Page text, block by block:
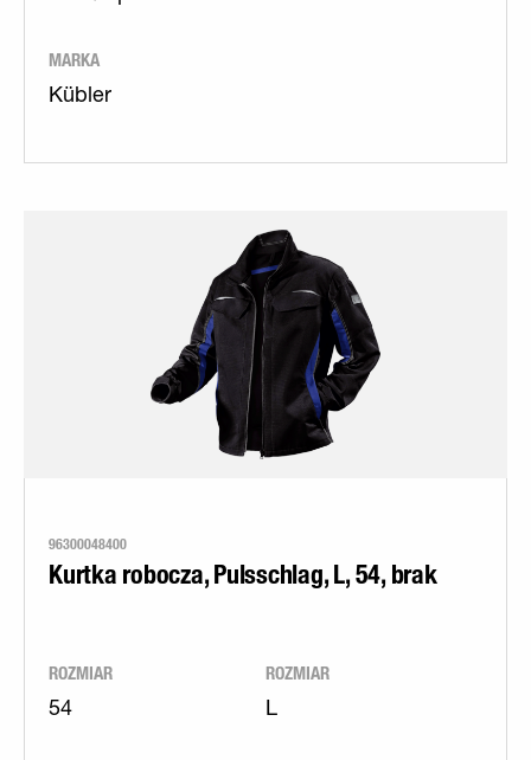
MARKA
Kübler
96300048400
Kurtka robocza, Pulsschlag, L, 54, brak
ROZMIAR
54
ROZMIAR
L